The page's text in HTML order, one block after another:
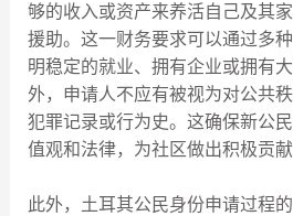
够的收入或资产来养活自己及其
援助。这一财务要求可以通过多
明稳定的就业、拥有企业或拥有
外，申请人不应有被视为对公共
犯罪记录或行为史。这确保新公
值观和法律，为社区做出积极贡献
此外，土耳其公民身份申请过程